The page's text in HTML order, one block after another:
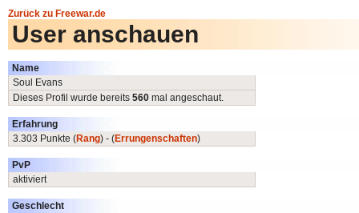
Zurück zu Freewar.de
User anschauen
Name
Soul Evans
Dieses Profil wurde bereits 560 mal angeschaut.
Erfahrung
3.303 Punkte (Rang) - (Errungenschaften)
PvP
aktiviert
Geschlecht